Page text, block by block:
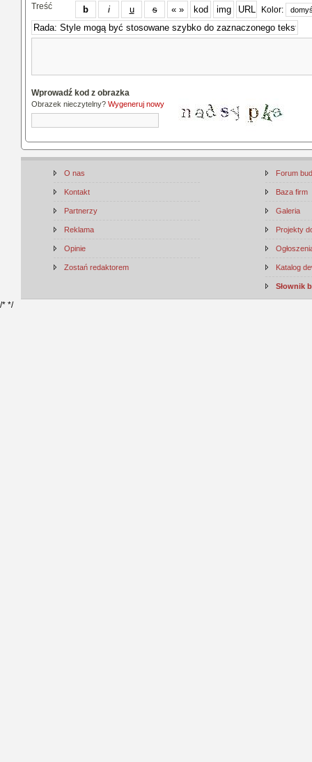
Treść Kolor:
Wprowadź kod z obrazka
Obrazek nieczytelny? Wygeneruj nowy
O nas
Kontakt
Partnerzy
Reklama
Opinie
Zostań redaktorem
Forum
Baza firm
Galeria
Projekty
Katalog
Słownik
/* */